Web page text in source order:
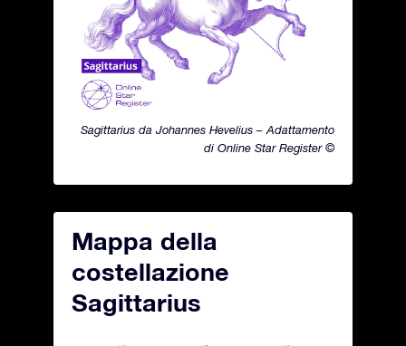
Sagittarius da Johannes Hevelius – Adattamento
di Online Star Register ©
Mappa della
costellazione
Sagittarius